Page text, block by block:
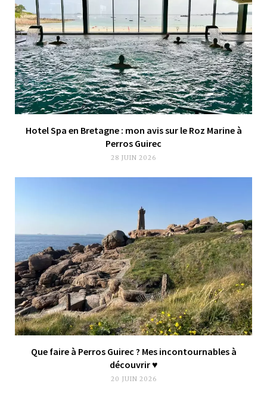
Hotel Spa en Bretagne : mon avis sur le Roz Marine à
Perros Guirec
28 JUIN 2026
Que faire à Perros Guirec ? Mes incontournables à
découvrir ♥︎
20 JUIN 2026